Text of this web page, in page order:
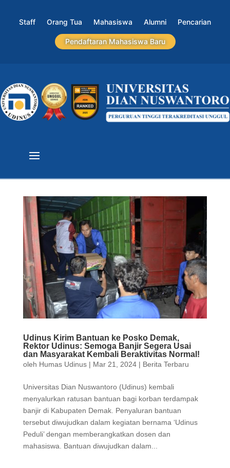
Staff Orang Tua Mahasiswa Alumni Pencarian
Pendaftaran Mahasiswa Baru
Udinus Kirim Bantuan ke Posko Demak,
Rektor Udinus: Semoga Banjir Segera Usai
dan Masyarakat Kembali Beraktivitas Normal!
oleh Humas Udinus| Mar 21, 2024| Berita Terbaru
Universitas Dian Nuswantoro (Udinus) kembali
menyalurkan ratusan bantuan bagi korban terdampak
banjir di Kabupaten Demak. Penyaluran bantuan
tersebut diwujudkan dalam kegiatan bernama ‘Udinus
Peduli’ dengan memberangkatkan dosen dan
mahasiswa. Bantuan diwujudkan dalam...